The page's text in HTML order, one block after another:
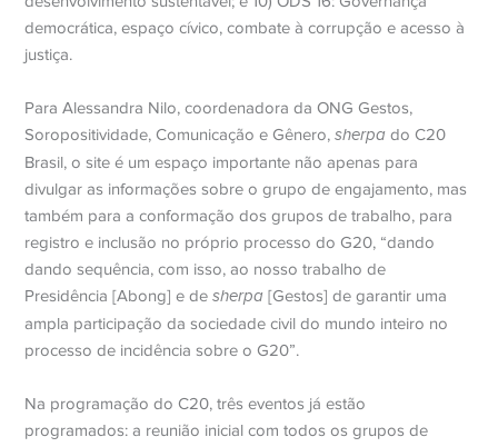
democrática, espaço cívico, combate à corrupção e acesso à
justiça.
Para Alessandra Nilo, coordenadora da ONG Gestos,
Soropositividade, Comunicação e Gênero,sherpa do C20
Brasil, o site é um espaço importante não apenas para
divulgar as informações sobre o grupo de engajamento, mas
também para a conformação dos grupos de trabalho, para
registro e inclusão no próprio processo do G20, “dando
dando sequência, com isso, ao nosso trabalho de
Presidência [Abong] e desherpa [Gestos] de garantir uma
ampla participação da sociedade civil do mundo inteiro no
processo de incidência sobre o G20”.
Na programação do C20, três eventos já estão
programados: a reunião inicial com todos os grupos de